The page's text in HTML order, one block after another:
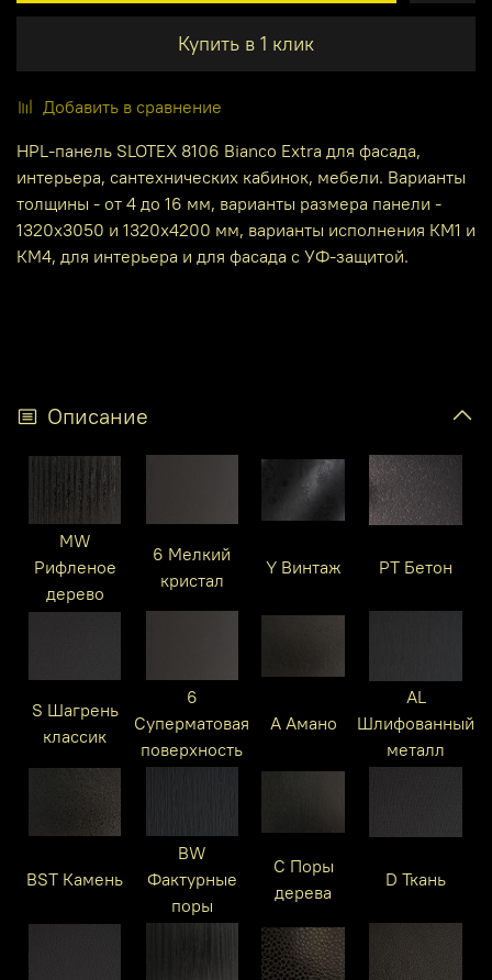
Купить в 1 клик
Добавить в сравнение
HPL-панель SLOTEX 8106 Bianco Extra для фасада,
интерьера, сантехнических кабинок, мебели. Варианты
толщины - от 4 до 16 мм, варианты размера панели -
1320х3050 и 1320х4200 мм, варианты исполнения КМ1 и
КМ4, для интерьера и для фасада с УФ-защитой.
Описание
MW
Рифленое
дерево
6 Мелкий
кристал
Y Винтаж PT Бетон
S Шагрень
классик
6
Суперматовая
поверхность
A Амано
AL
Шлифованный
металл
BST Камень
BW
Фактурные
поры
C Поры
дерева
D Ткань